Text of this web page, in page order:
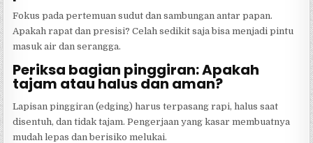
Fokus pada pertemuan sudut dan sambungan antar papan.
Apakah rapat dan presisi? Celah sedikit saja bisa menjadi pintu
masuk air dan serangga.
Periksa bagian pinggiran: Apakah
tajam atau halus dan aman?
Lapisan pinggiran (edging) harus terpasang rapi, halus saat
disentuh, dan tidak tajam. Pengerjaan yang kasar membuatnya
mudah lepas dan berisiko melukai.